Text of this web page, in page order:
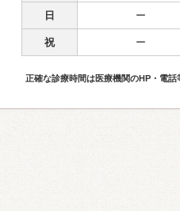
日 ー
祝 ー
正確な診療時間は医療機関のHP・電話